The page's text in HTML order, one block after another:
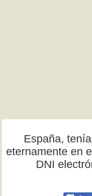
España,
eternamente en
DNI